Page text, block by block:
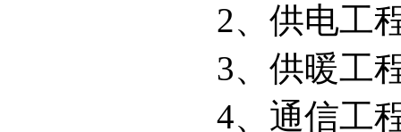
2、供电工
3、供暖工
4、通信工